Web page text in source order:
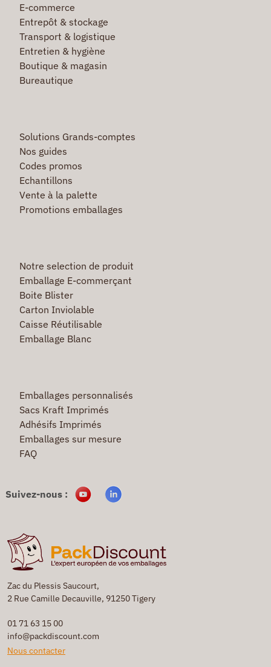
Zac du Plessis Saucourt,
2 Rue Camille Decauville, 91250 Tigery
01 71 63 15 00
info@packdiscount.com
Nous contacter
E-commerce
Entrepôt & stockage
Transport & logistique
Entretien & hygiène
Boutique & magasin
Bureautique
Solutions Grands-comptes
Nos guides
Codes promos
Echantillons
Vente à la palette
Promotions emballages
Notre selection de produit
Emballage E-commerçant
Boite Blister
Carton Inviolable
Caisse Réutilisable
Emballage Blanc
Emballages personnalisés
Sacs Kraft Imprimés
Adhésifs Imprimés
Emballages sur mesure
FAQ
Suivez-nous :